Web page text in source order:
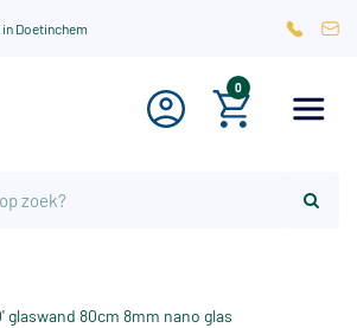
Doetinchem
0
glaswand 80cm 8mm nano glas